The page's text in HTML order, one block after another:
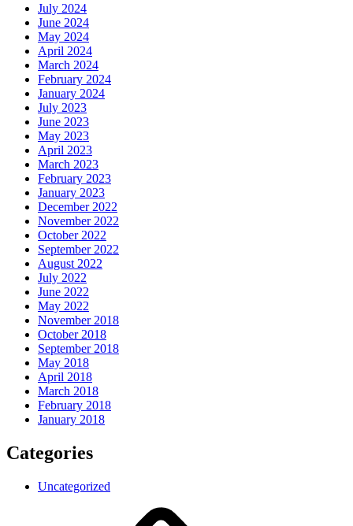
July 2024
June 2024
May 2024
April 2024
March 2024
February 2024
January 2024
July 2023
June 2023
May 2023
April 2023
March 2023
February 2023
January 2023
December 2022
November 2022
October 2022
September 2022
August 2022
July 2022
June 2022
May 2022
November 2018
October 2018
September 2018
May 2018
April 2018
March 2018
February 2018
January 2018
Categories
Uncategorized